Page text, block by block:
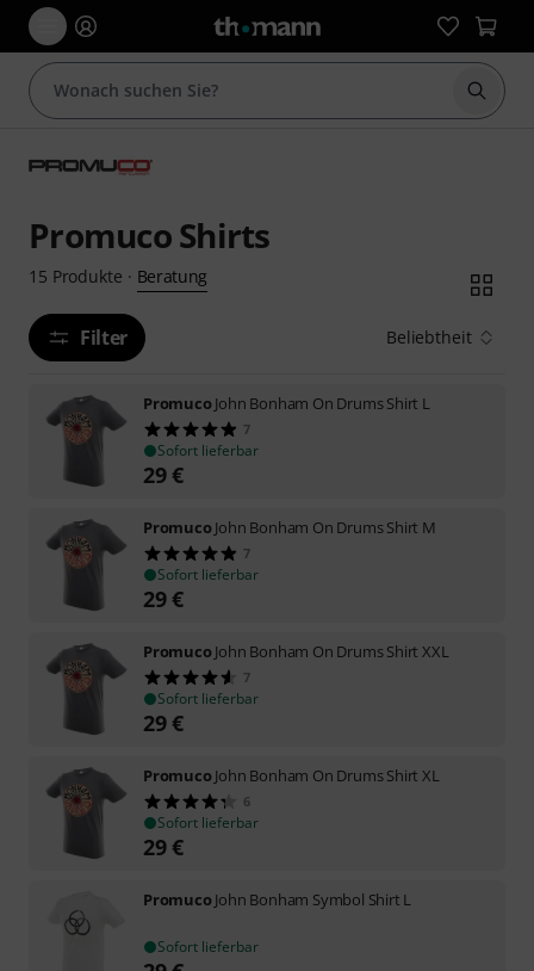
Suche
Promuco Shirts
15 Produkte · Beratung
Filter Beliebtheit
PromucoJohn Bonham On Drums Shirt L
7
Sofort lieferbar
29€
PromucoJohn Bonham On Drums Shirt M
7
Sofort lieferbar
29€
PromucoJohn Bonham On Drums Shirt XXL
7
Sofort lieferbar
29€
PromucoJohn Bonham On Drums Shirt XL
6
Sofort lieferbar
29€
PromucoJohn Bonham Symbol Shirt L
Sofort lieferbar